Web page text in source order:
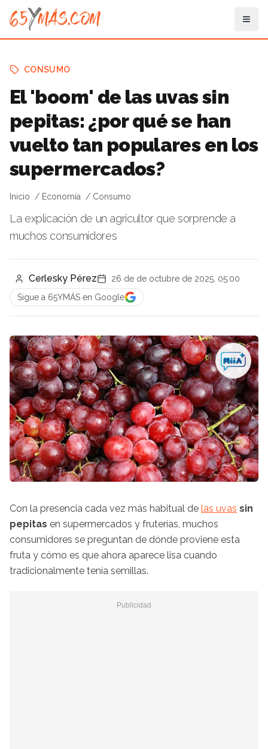
CONSUMO
El 'boom' de las uvas sin
pepitas: ¿por qué se han
vuelto tan populares en los
supermercados?
Inicio Economía Consumo
La explicación de un agricultor que sorprende a
muchos consumidores
Cerlesky Pérez
26 de de octubre de 2025, 05:00
Sigue a 65YMÁS en Google
Con la presencia cada vez más habitual de las uvas sin
pepitas en supermercados y fruterías, muchos
consumidores se preguntan de dónde proviene esta
fruta y cómo es que ahora aparece lisa cuando
tradicionalmente tenía semillas.